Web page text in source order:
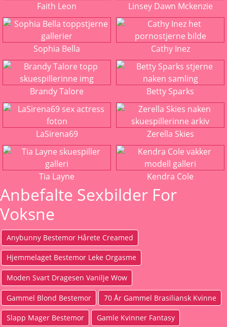
Faith Leon
Sophia Bella
Brandy Talore
LaSirena69
Tia Layne
Linsey Dawn Mckenzie
Cathy Inez
Betty Sparks
Zerella Skies
Kendra Cole
Anbefalte Sexbilder For
Voksne
Anybunny Bestemor Hårete Creamed
Hjemmelaget Bestemor Leke Orgasme
Moden Svart Dragesen Vanilje Wow
Gammel Blond Bestemor 70 År Gammel Brasiliansk Kvinne
Slapp Mager Bestemor Gamle Kvinner Fantasy